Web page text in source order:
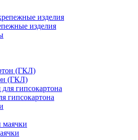
изделия
(ГКЛ)
гипсокартона